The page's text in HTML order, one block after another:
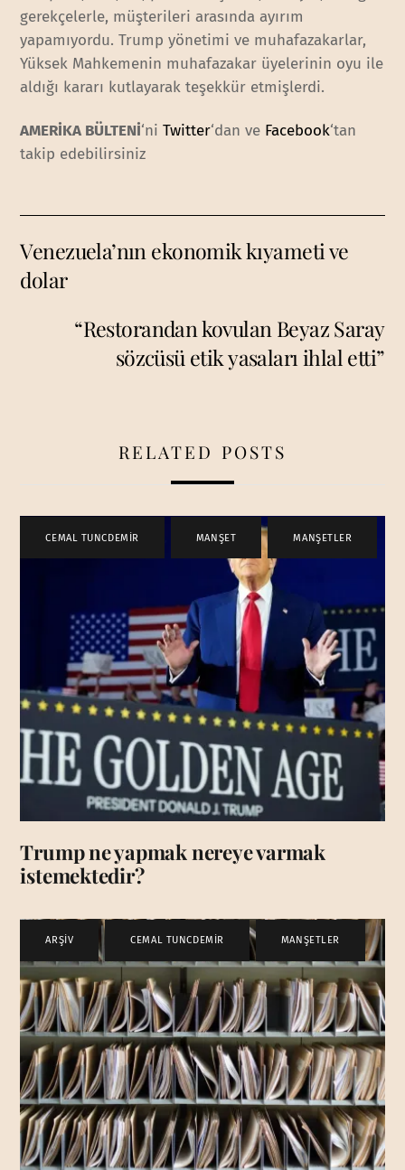
gerekçelerle, müşterileri arasında ayırım
yapamıyordu. Trump yönetimi ve muhafazakarlar,
Yüksek Mahkemenin muhafazakar üyelerinin oyu ile
aldığı kararı kutlayarak teşekkür etmişlerdi.
AMERİKA BÜLTENİ‘niTwitter‘dan ve Facebook‘tan
takip edebilirsiniz
Venezuela’nın ekonomik kıyameti ve
dolar
“Restorandan kovulan Beyaz Saray
sözcüsü etik yasaları ihlal etti”
RELATED POSTS
CEMAL TUNCDEMİR MANŞET , MANŞETLER
Trump ne yapmak nereye varmak
istemektedir?
ARŞİV CEMAL TUNCDEMİR , MANŞETLER